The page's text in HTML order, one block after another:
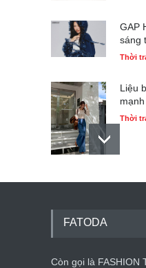
GAP
sáng
Thời
Liệu
Thời
Dàn
FATODA
Còn gọi là FASHION